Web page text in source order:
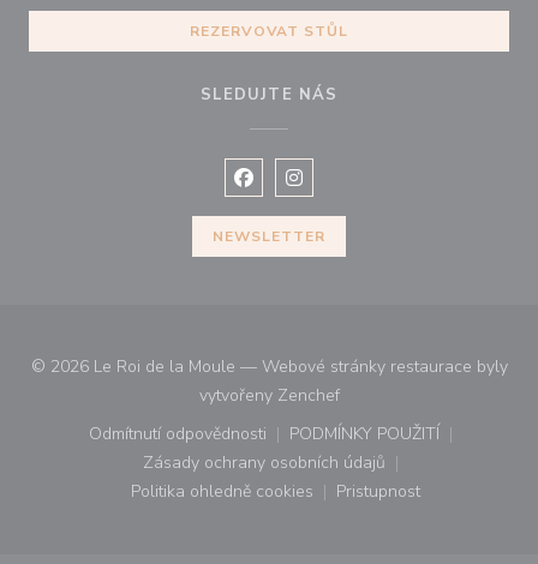
REZERVOVAT STŮL
SLEDUJTE NÁS
Facebook ((otevře se v novém
Instagram ((otevře se v
NEWSLETTER
© 2026 Le Roi de la Moule — Webové stránky restaurace byly
vytvořeny Zenchef((otevře se v novém okně))
Odmítnutí odpovědnosti
((otevře se v novém okně))
PODMÍNKY POUŽITÍ
((otevře se v novém
Zásady ochrany osobních údajů
((otevře se v novém okně))
Politika ohledně cookies
((otevře se v novém okně))
Pristupnost
((otevře se v novém